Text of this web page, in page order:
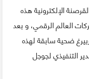
الإلكترونية هذه
العالم الرقمي، و بعد
ضحية سابقة لهذه
التنفيذي لجوجل